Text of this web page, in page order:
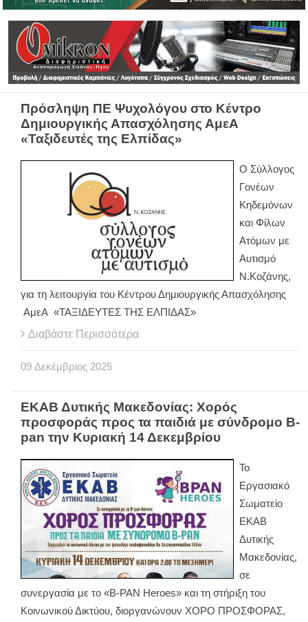
Πρόσληψη ΠΕ Ψυχολόγου στο Κέντρο
Δημιουργικής Απασχόλησης ΑμεΑ
«Ταξιδευτές της Ελπίδας»
Ο Σύλλογος
Γονέων
Κηδεμόνων
και Φίλων
Ατόμων με
Αυτισμό
Ν.Κοζάνης,
για τη λειτουργία του Κέντρου Δημιουργικής Απασχόλησης
ΑμεΑ «ΤΑΞΙΔΕΥΤΕΣ ΤΗΣ ΕΛΠΙΔΑΣ»
Διαβάστε Περισσότερα
09 Δεκέμβριος 2025
ΕΚΑΒ Δυτικής Μακεδονίας: Χορός
προσφοράς προς τα παιδιά με σύνδρομο B-
pan την Κυριακή 14 Δεκεμβρίου
Το
Εργασιακό
Σωματείο
ΕΚΑΒ
Δυτικής
Μακεδονίας,
σε
συνεργασία με το «B-PAN Heroes» και τη στήριξη του
Κοινωνικού Δικτύου, διοργανώνουν ΧΟΡΟ ΠΡΟΣΦΟΡΑΣ,